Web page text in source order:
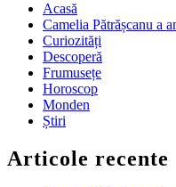
Acasă
Camelia Pătrășcanu a
Curiozități
Descoperă
Frumusețe
Horoscop
Monden
Știri
Articole recente